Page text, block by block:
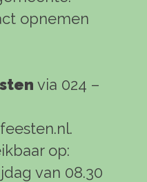
opnemen
via 024 –
.
op:
van 08.30